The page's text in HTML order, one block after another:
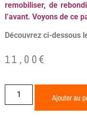
remobiliser, de
l’avant. Voyons de ce
Découvrez ci-dessous
11,00€
Ajouter au